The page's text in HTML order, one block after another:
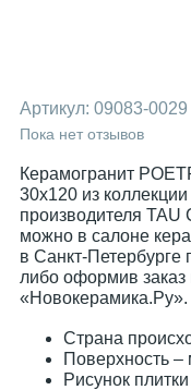
Артикул: 09083-0029
Пока нет отзывов
Керамогранит
30x120 из
производителя TAU
можно в салоне
в Санкт-Петербурге
либо оформив
«Новокерамика.Ру».
Страна
Поверхность –
Рисунок